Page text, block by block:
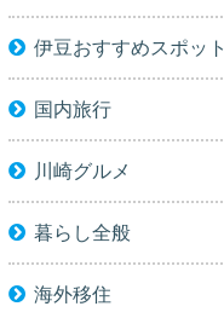
伊豆おすすめスポット
国内旅行
川崎グルメ
暮らし全般
海外移住